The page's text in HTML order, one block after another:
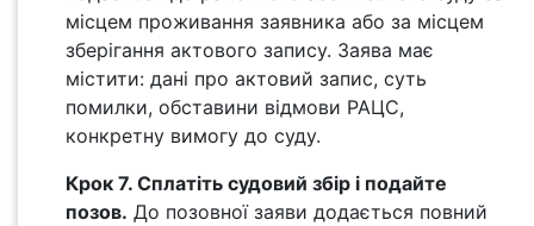
місцем проживання заявника або за місцем
зберігання актового запису. Заява має
містити: дані про актовий запис, суть
помилки, обставини відмови РАЦС,
конкретну вимогу до суду.
Крок 7. Сплатіть судовий збір і подайте
позов. До позовної заяви додається повний